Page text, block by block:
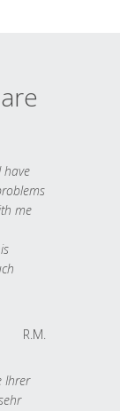
have
me
R.M.
Ihrer